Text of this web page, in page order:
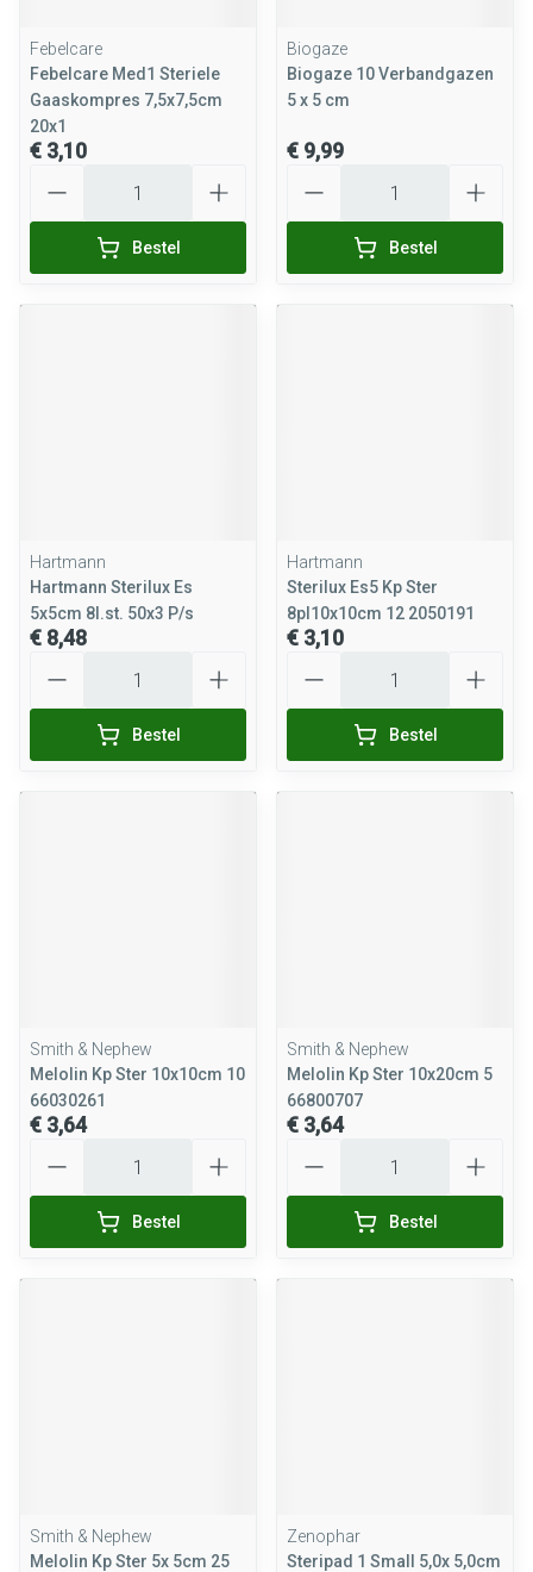
Febelcare
Febelcare Med1 Steriele
Gaaskompres 7,5x7,5cm
20x1
€ 3,10
Bestel
Biogaze
Biogaze 10 Verbandgazen
5 x 5 cm
€ 9,99
Bestel
Hartmann
Hartmann Sterilux Es
5x5cm 8l.st. 50x3 P/s
€ 8,48
Bestel
Hartmann
Sterilux Es5 Kp Ster
8pl10x10cm 12 2050191
€ 3,10
Bestel
Smith & Nephew
Melolin Kp Ster 10x10cm 10
66030261
€ 3,64
Bestel
Smith & Nephew
Melolin Kp Ster 10x20cm 5
66800707
€ 3,64
Bestel
Smith & Nephew
Melolin Kp Ster 5x 5cm 25
Zenophar
Steripad 1 Small 5,0x 5,0cm